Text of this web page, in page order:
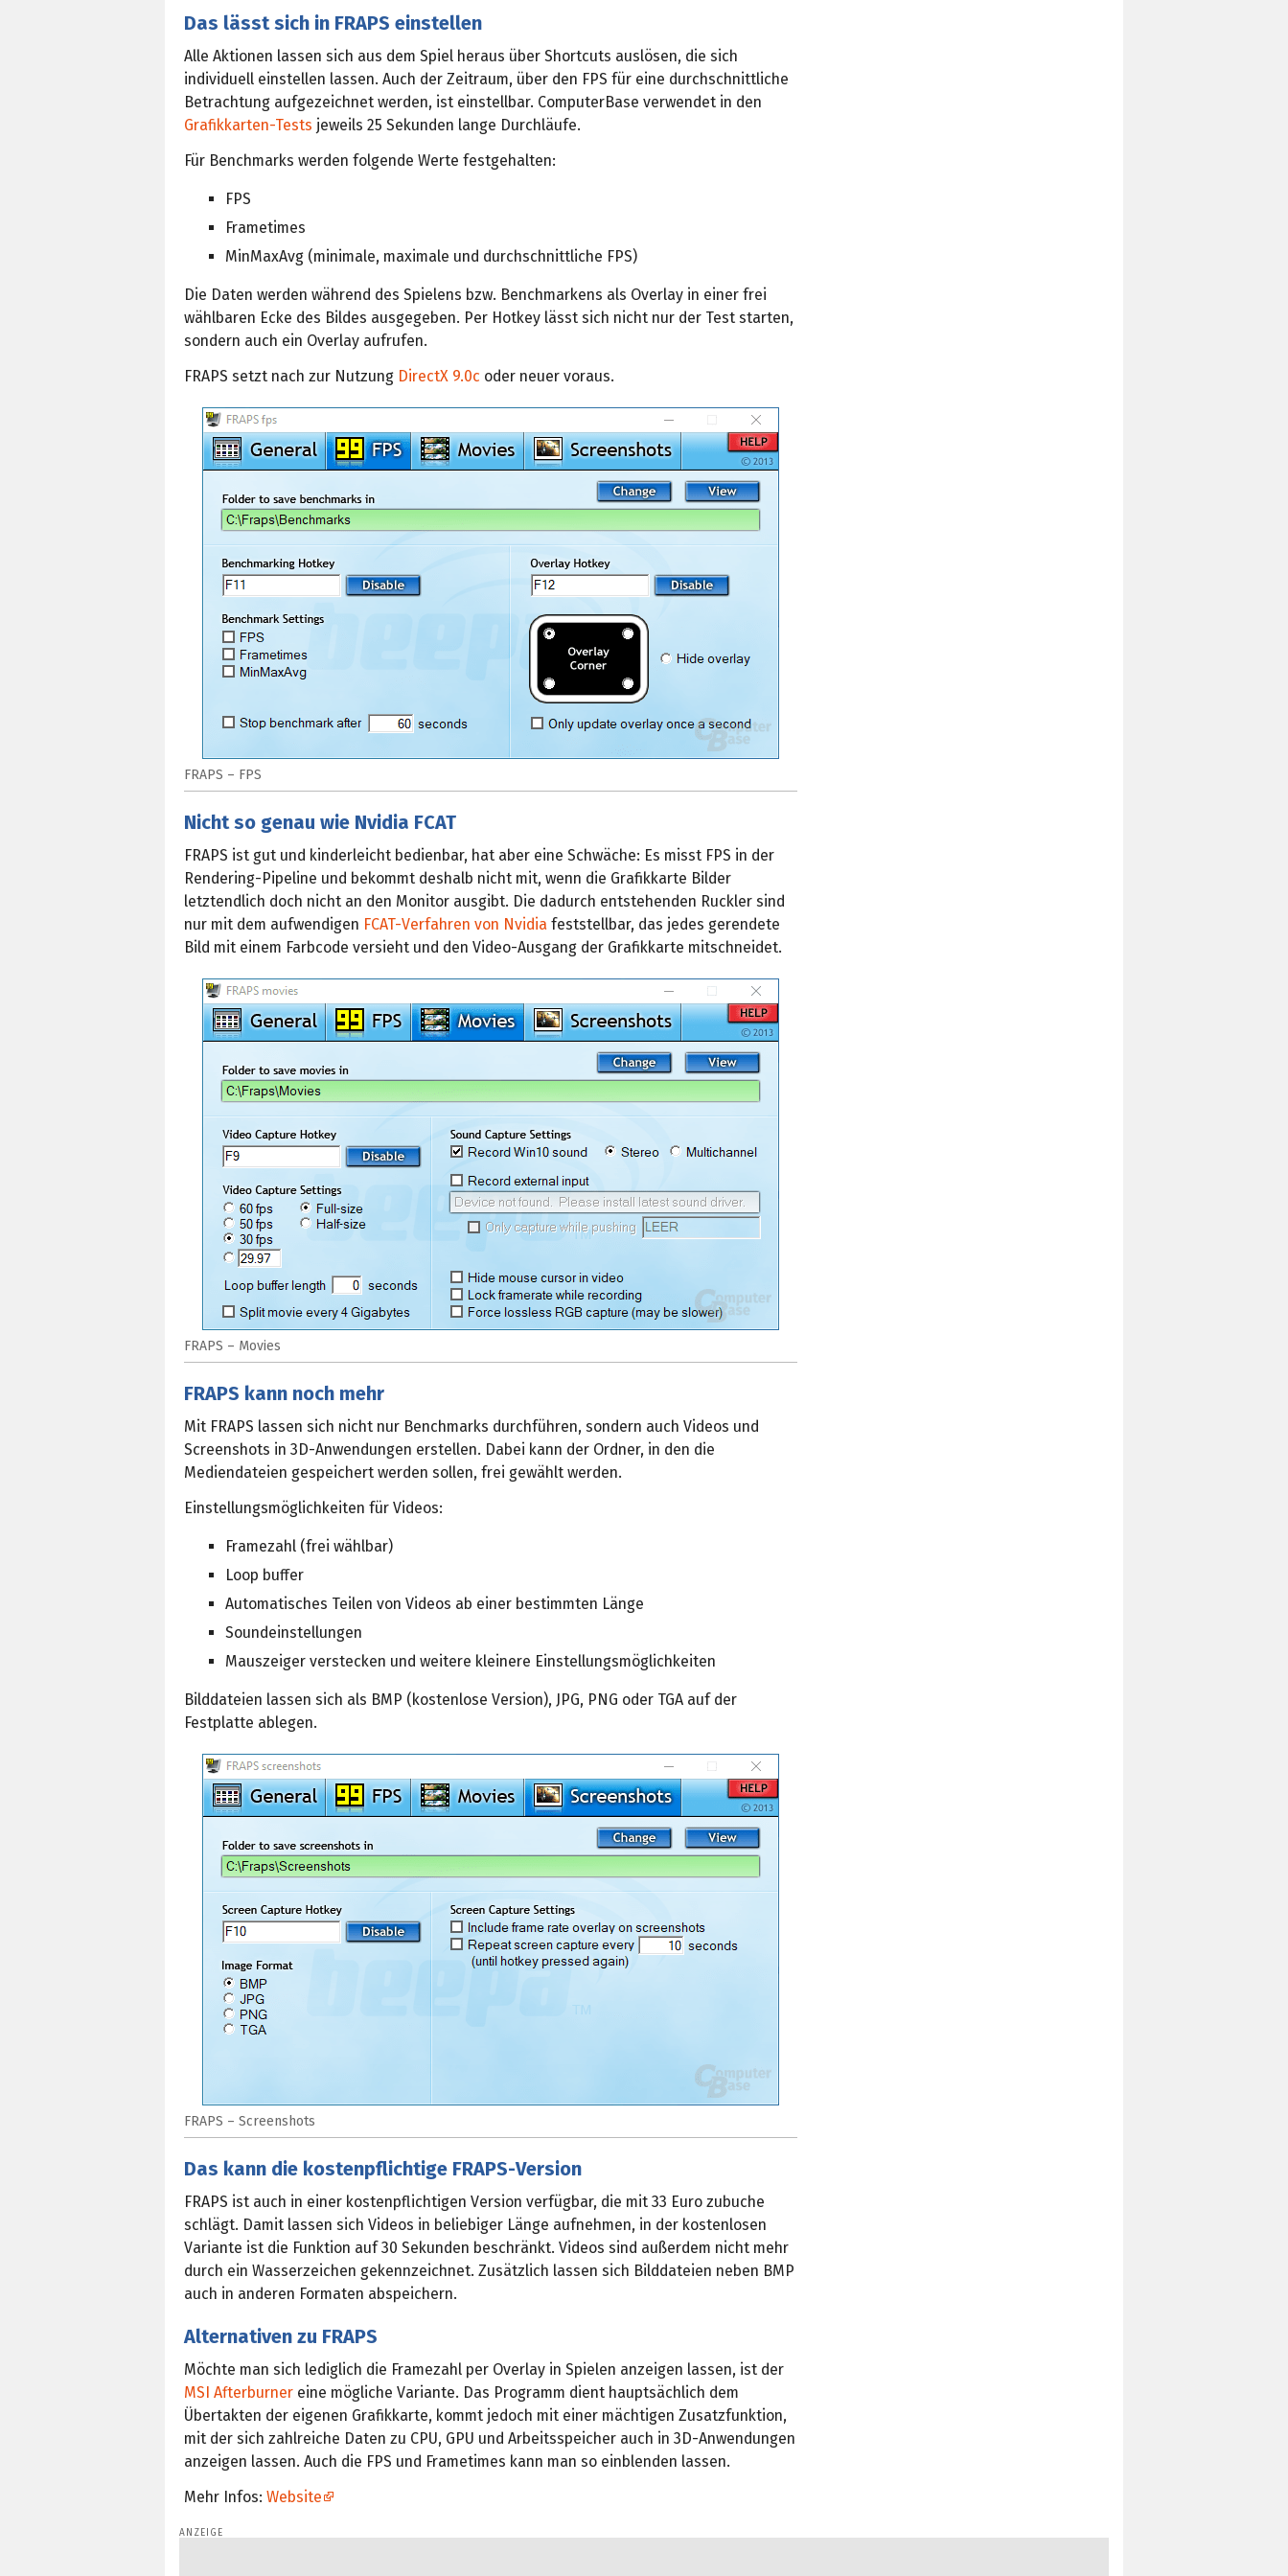
Das lässt sich in FRAPS einstellen
Alle Aktionen lassen sich aus dem Spiel heraus über Shortcuts auslösen, die sich
individuell einstellen lassen. Auch der Zeitraum, über den FPS für eine durchschnittliche
Betrachtung aufgezeichnet werden, ist einstellbar. ComputerBase verwendet in den
Grafikkarten-Tests jeweils 25 Sekunden lange Durchläufe.
Für Benchmarks werden folgende Werte festgehalten:
FPS
Frametimes
MinMaxAvg (minimale, maximale und durchschnittliche FPS)
Die Daten werden während des Spielens bzw. Benchmarkens als Overlay in einer frei
wählbaren Ecke des Bildes ausgegeben. Per Hotkey lässt sich nicht nur der Test starten,
sondern auch ein Overlay aufrufen.
FRAPS setzt nach zur Nutzung DirectX 9.0c oder neuer voraus.
FRAPS – FPS
Nicht so genau wie Nvidia FCAT
FRAPS ist gut und kinderleicht bedienbar, hat aber eine Schwäche: Es misst FPS in der
Rendering-Pipeline und bekommt deshalb nicht mit, wenn die Grafikkarte Bilder
letztendlich doch nicht an den Monitor ausgibt. Die dadurch entstehenden Ruckler sind
nur mit dem aufwendigen FCAT-Verfahren von Nvidia feststellbar, das jedes gerendete
Bild mit einem Farbcode versieht und den Video-Ausgang der Grafikkarte mitschneidet.
FRAPS – Movies
FRAPS kann noch mehr
Mit FRAPS lassen sich nicht nur Benchmarks durchführen, sondern auch Videos und
Screenshots in 3D-Anwendungen erstellen. Dabei kann der Ordner, in den die
Mediendateien gespeichert werden sollen, frei gewählt werden.
Einstellungsmöglichkeiten für Videos:
Framezahl (frei wählbar)
Loop buffer
Automatisches Teilen von Videos ab einer bestimmten Länge
Soundeinstellungen
Mauszeiger verstecken und weitere kleinere Einstellungsmöglichkeiten
Bilddateien lassen sich als BMP (kostenlose Version), JPG, PNG oder TGA auf der
Festplatte ablegen.
FRAPS – Screenshots
Das kann die kostenpflichtige FRAPS-Version
FRAPS ist auch in einer kostenpflichtigen Version verfügbar, die mit 33 Euro zubuche
schlägt. Damit lassen sich Videos in beliebiger Länge aufnehmen, in der kostenlosen
Variante ist die Funktion auf 30 Sekunden beschränkt. Videos sind außerdem nicht mehr
durch ein Wasserzeichen gekennzeichnet. Zusätzlich lassen sich Bilddateien neben BMP
auch in anderen Formaten abspeichern.
Alternativen zu FRAPS
Möchte man sich lediglich die Framezahl per Overlay in Spielen anzeigen lassen, ist der
MSI Afterburner eine mögliche Variante. Das Programm dient hauptsächlich dem
Übertakten der eigenen Grafikkarte, kommt jedoch mit einer mächtigen Zusatzfunktion,
mit der sich zahlreiche Daten zu CPU, GPU und Arbeitsspeicher auch in 3D-Anwendungen
anzeigen lassen. Auch die FPS und Frametimes kann man so einblenden lassen.
Mehr Infos: Website